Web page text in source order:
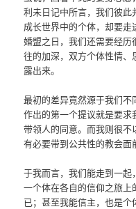
利未日记中所言，我们彼
成长世界中的个体，却要
婚盟之日，我们还需要经
往的加深，双方个体性情
露出来。
最初的差异竟然源于我们
作出的第一个提议就是要
带领人的同意。而我则很
有必要带到公共性的教会面
于我而言，我们能走到一
一个体在各自的信仰之旅上
已；甚至我能信主，也是